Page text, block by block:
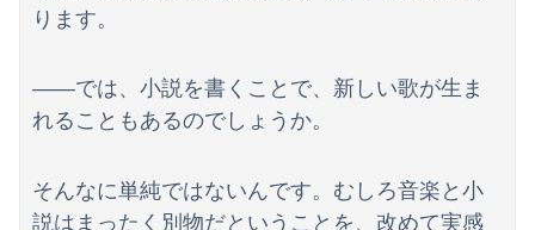
ります。
――では、小説を書くことで、新しい歌が生ま
れることもあるのでしょうか。
そんなに単純ではないんです。むしろ音楽と小
説はまったく別物だということを、改めて実感